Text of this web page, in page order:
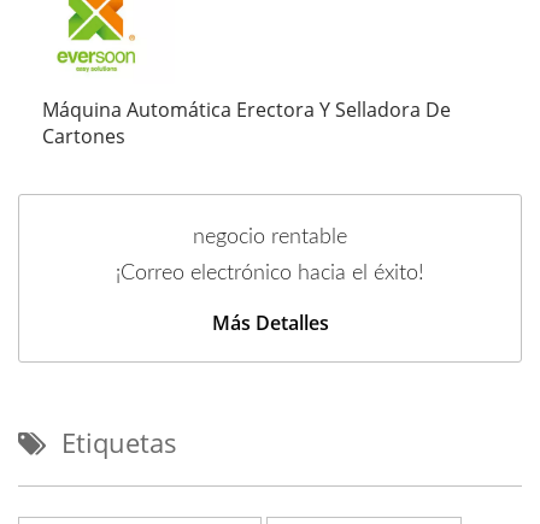
Máquina Automática Erectora Y Selladora De
Cartones
negocio rentable
¡Correo electrónico hacia el éxito!
Más Detalles
Etiquetas